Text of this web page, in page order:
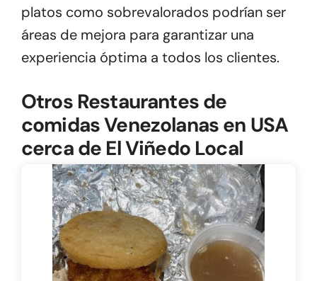
platos como sobrevalorados podrían ser
áreas de mejora para garantizar una
experiencia óptima a todos los clientes.
Otros Restaurantes de
comidas Venezolanas en USA
cerca de El Viñedo Local